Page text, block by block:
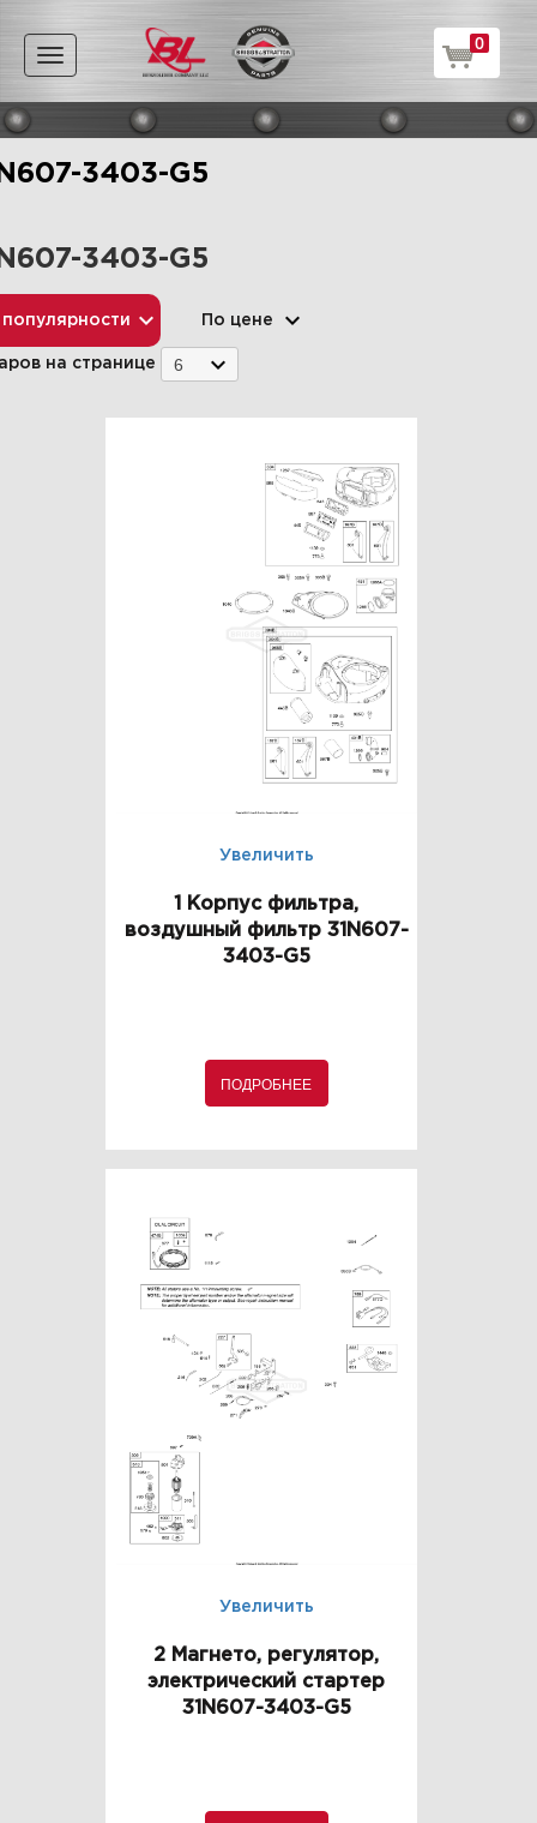
Toggle
navigation
0
3403-G5
3403-G5
По цене
на странице 6
Увеличить
1 Корпус фильтра,
воздушный фильтр 31N607-
3403-G5
ПОДРОБНЕЕ
Увеличить
2 Магнето, регулятор,
электрический стартер
31N607-3403-G5